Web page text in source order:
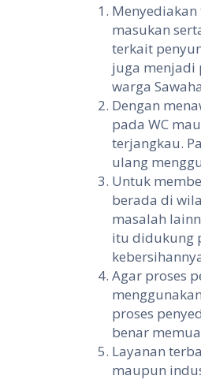
masukan
terkait
juga menjadi
warga
Dengan
pada WC
terjangkau.
ulang
Untuk
berada di
masalah
itu didukung
Agar proses
proses
benar
Layanan
maupun